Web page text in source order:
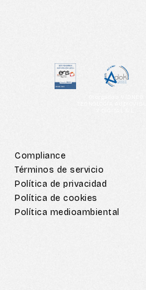
Compliance
Términos de servicio
Política de privacidad
Política de cookies
Política medioambiental